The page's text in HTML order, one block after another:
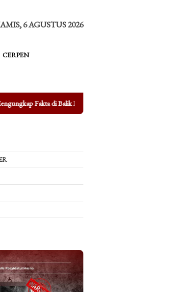
6 AGUSTUS 2026
CERPEN
Bertenggernya UMKM di Depan Kampus UIN KHAS